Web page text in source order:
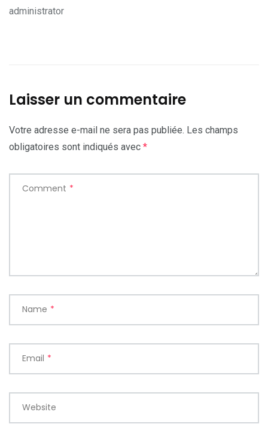
administrator
Laisser un commentaire
Votre adresse e-mail ne sera pas publiée. Les champs
obligatoires sont indiqués avec *
Comment *
Name *
Email *
Website